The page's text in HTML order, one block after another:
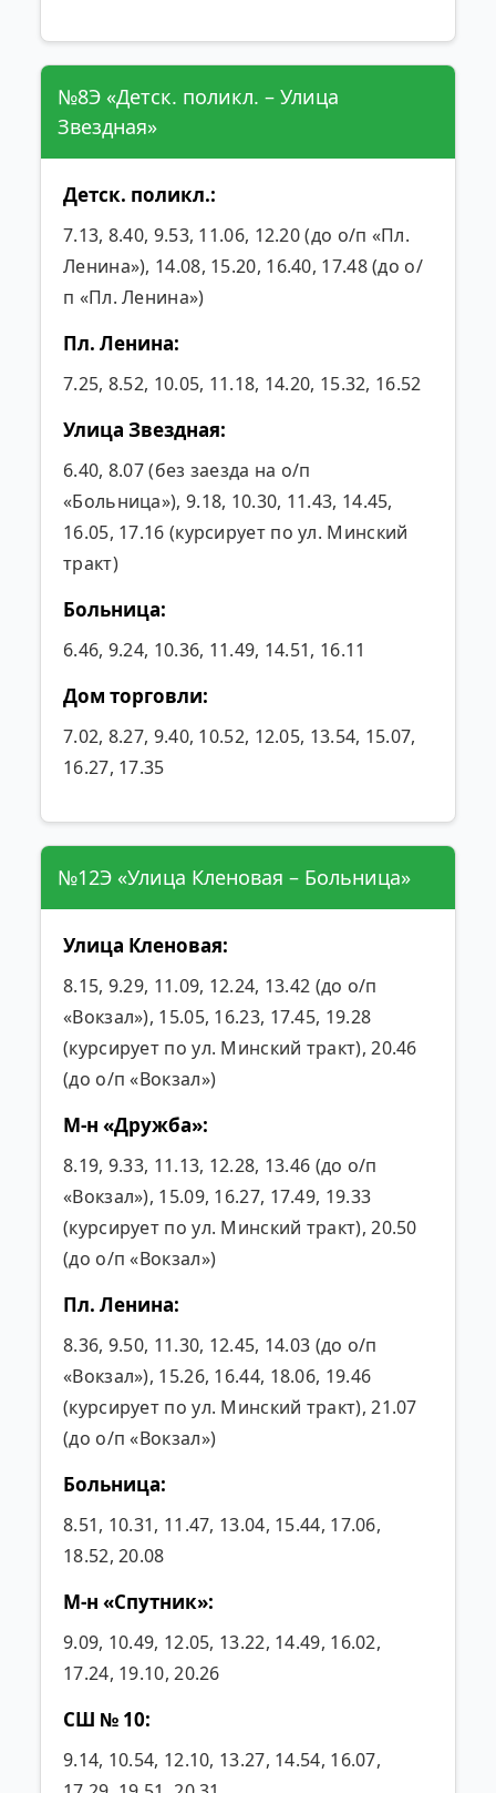
№8Э «Детск. поликл. – Улица
Звездная»
Детск. поликл.:
7.13, 8.40, 9.53, 11.06, 12.20 (до о/п «Пл.
Ленина»), 14.08, 15.20, 16.40, 17.48 (до о/
п «Пл. Ленина»)
Пл. Ленина:
7.25, 8.52, 10.05, 11.18, 14.20, 15.32, 16.52
Улица Звездная:
6.40, 8.07 (без заезда на о/п
«Больница»), 9.18, 10.30, 11.43, 14.45,
16.05, 17.16 (курсирует по ул. Минский
тракт)
Больница:
6.46, 9.24, 10.36, 11.49, 14.51, 16.11
Дом торговли:
7.02, 8.27, 9.40, 10.52, 12.05, 13.54, 15.07,
16.27, 17.35
№12Э «Улица Кленовая – Больница»
Улица Кленовая:
8.15, 9.29, 11.09, 12.24, 13.42 (до о/п
«Вокзал»), 15.05, 16.23, 17.45, 19.28
(курсирует по ул. Минский тракт), 20.46
(до о/п «Вокзал»)
М-н «Дружба»:
8.19, 9.33, 11.13, 12.28, 13.46 (до о/п
«Вокзал»), 15.09, 16.27, 17.49, 19.33
(курсирует по ул. Минский тракт), 20.50
(до о/п «Вокзал»)
Пл. Ленина:
8.36, 9.50, 11.30, 12.45, 14.03 (до о/п
«Вокзал»), 15.26, 16.44, 18.06, 19.46
(курсирует по ул. Минский тракт), 21.07
(до о/п «Вокзал»)
Больница:
8.51, 10.31, 11.47, 13.04, 15.44, 17.06,
18.52, 20.08
М-н «Спутник»:
9.09, 10.49, 12.05, 13.22, 14.49, 16.02,
17.24, 19.10, 20.26
СШ № 10:
9.14, 10.54, 12.10, 13.27, 14.54, 16.07,